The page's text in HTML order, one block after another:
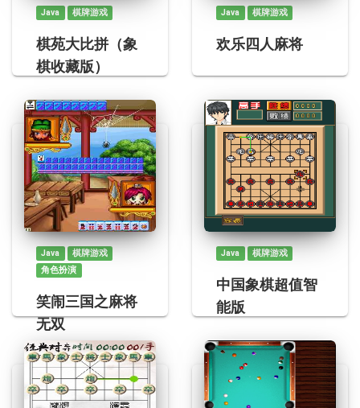
Java 棋牌游戏
棋苑大比拼（象
棋收藏版）
Java 棋牌游戏
欢乐四人麻将
Java
棋牌游戏
角色扮演
笑闹三国之麻将
无双
Java 棋牌游戏
中国象棋超值智
能版